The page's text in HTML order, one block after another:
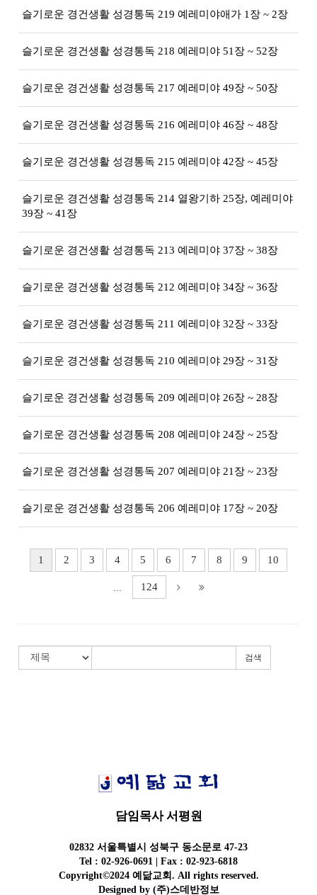
슬기로운 경건생활 성경통독 219 예레미야애가 1장 ~ 2장
슬기로운 경건생활 성경통독 218 예레미야 51장 ~ 52장
슬기로운 경건생활 성경통독 217 예레미야 49장 ~ 50장
슬기로운 경건생활 성경통독 216 예레미야 46장 ~ 48장
슬기로운 경건생활 성경통독 215 예레미야 42장 ~ 45장
슬기로운 경건생활 성경통독 214 열왕기하 25장, 예레미야
39장 ~ 41장
슬기로운 경건생활 성경통독 213 예레미야 37장 ~ 38장
슬기로운 경건생활 성경통독 212 예레미야 34장 ~ 36장
슬기로운 경건생활 성경통독 211 예레미야 32장 ~ 33장
슬기로운 경건생활 성경통독 210 예레미야 29장 ~ 31장
슬기로운 경건생활 성경통독 209 예레미야 26장 ~ 28장
슬기로운 경건생활 성경통독 208 예레미야 24장 ~ 25장
슬기로운 경건생활 성경통독 207 예레미야 21장 ~ 23장
슬기로운 경건생활 성경통독 206 예레미야 17장 ~ 20장
1 2 3 4 5 6 7 8 9 10
124
검색
담임목사 서평원
02832 서울특별시 성북구 동소문로 47-23
Tel : 02-926-0691 | Fax : 02-923-6818
Copyright©2024 예닮교회. All rights reserved.
Designed by (주)스데반정보